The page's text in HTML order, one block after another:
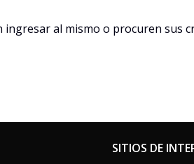
al mismo o procuren sus
SITIOS DE